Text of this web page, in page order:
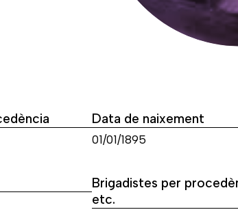
Data de naixement
01/01/1895
Brigadistes per
etc.